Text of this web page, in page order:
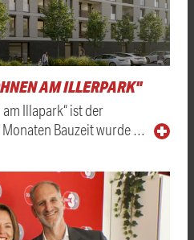
AM ILLERPARK"
Illapark“ ist der
Bauzeit wurde …